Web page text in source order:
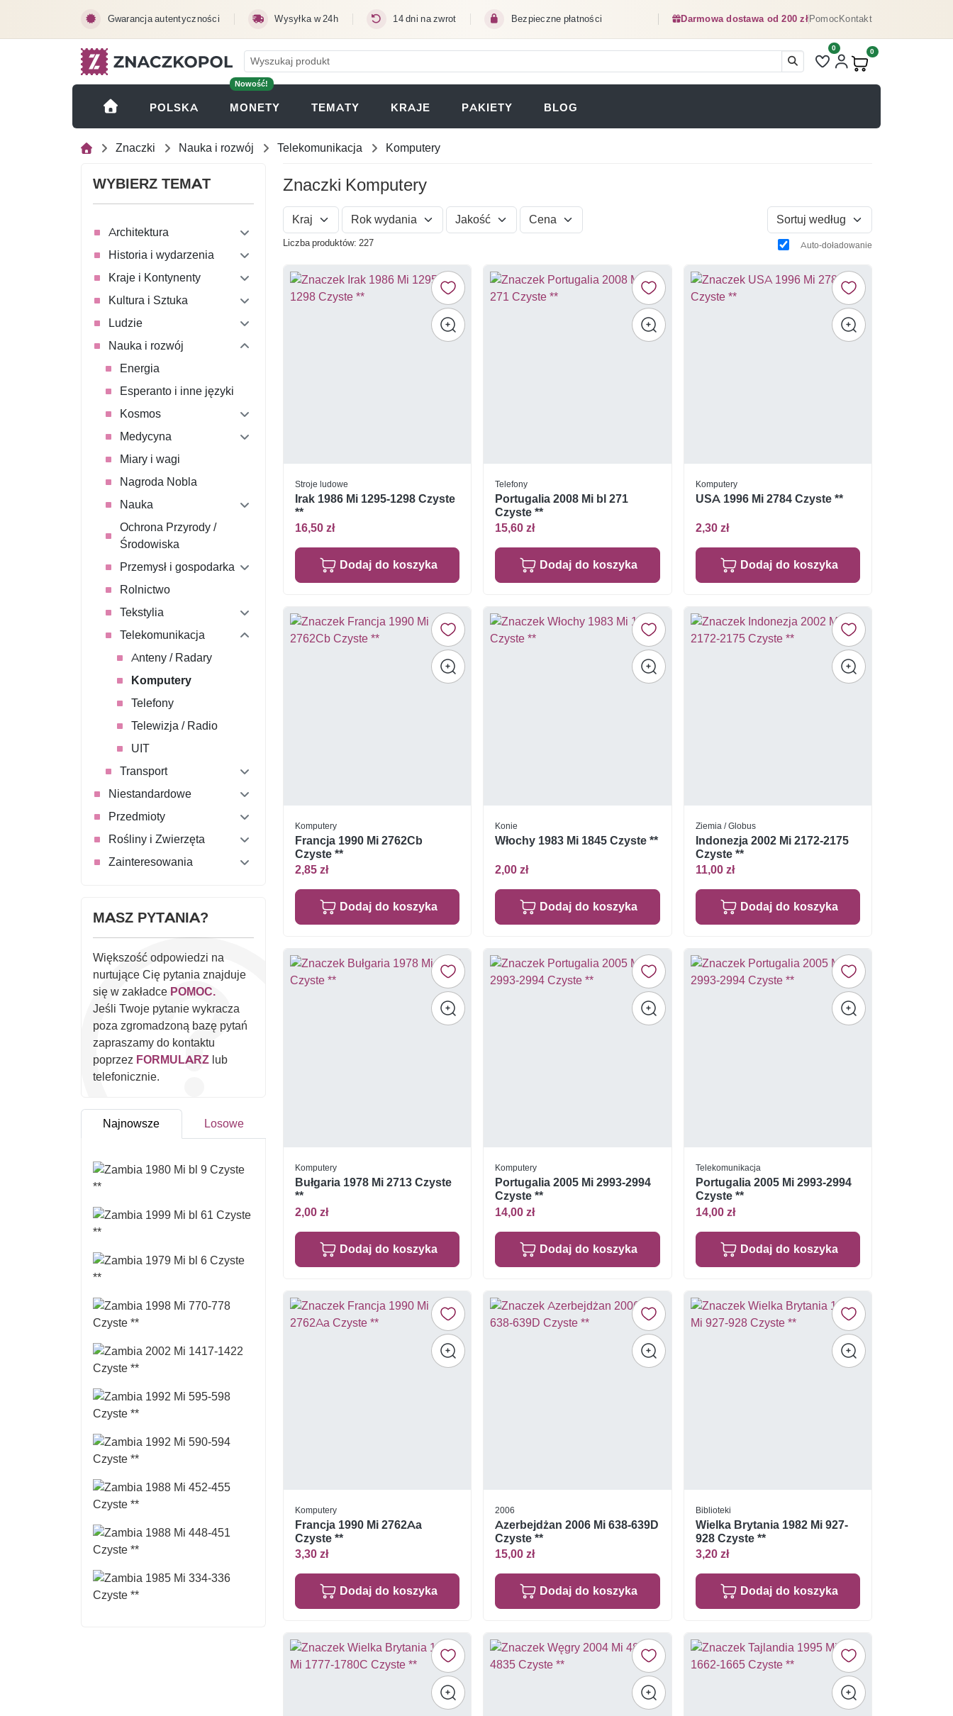
Gwarancja autentyczności Wysyłka w 24h 14 dni na zwrot Bezpieczne płatności Darmowa dostawa od 200 złPomocKontakt
Liczba pozycji na liście
0
Produkty w koszyku:
0
POLSKA
Nowość!
MONETY (OTWIERA SIĘ W NOWEJ KARCIE)
TEMATY KRAJE PAKIETY BLOG
Znaczki Nauka i rozwój Telekomunikacja Komputery
WYBIERZ TEMAT
Architektura
Historia i wydarzenia
Kraje i Kontynenty
Kultura i Sztuka
Ludzie
Nauka i rozwój
Energia
Esperanto i inne języki
Kosmos
Medycyna
Miary i wagi
Nagroda Nobla
Nauka
Ochrona Przyrody /
Środowiska
Przemysł i gospodarka
Rolnictwo
Tekstylia
Telekomunikacja
Anteny / Radary
Komputery
Telefony
Telewizja / Radio
UIT
Transport
Niestandardowe
Przedmioty
Rośliny i Zwierzęta
Zainteresowania
MASZ PYTANIA?
Większość odpowiedzi na
nurtujące Cię pytania znajduje
się w zakładce POMOC.
Jeśli Twoje pytanie wykracza
poza zgromadzoną bazę pytań
zapraszamy do kontaktu
poprzez FORMULARZ lub
telefonicznie.
Najnowsze Losowe
Znaczki Komputery
Kraj Rok wydania Jakość Cena Sortuj według
Liczba produktów: 227 Auto-doładowanie
Stroje ludowe
Irak 1986 Mi 1295-1298 Czyste
**
16,50 zł
Dodaj do koszyka
Telefony
Portugalia 2008 Mi bl 271
Czyste **
15,60 zł
Dodaj do koszyka
Komputery
USA 1996 Mi 2784 Czyste **
2,30 zł
Dodaj do koszyka
Komputery
Francja 1990 Mi 2762Cb
Czyste **
2,85 zł
Dodaj do koszyka
Konie
Włochy 1983 Mi 1845 Czyste **
2,00 zł
Dodaj do koszyka
Ziemia / Globus
Indonezja 2002 Mi 2172-2175
Czyste **
11,00 zł
Dodaj do koszyka
Komputery
Bułgaria 1978 Mi 2713 Czyste
**
2,00 zł
Dodaj do koszyka
Komputery
Portugalia 2005 Mi 2993-2994
Czyste **
14,00 zł
Dodaj do koszyka
Telekomunikacja
Portugalia 2005 Mi 2993-2994
Czyste **
14,00 zł
Dodaj do koszyka
Komputery
Francja 1990 Mi 2762Aa
Czyste **
3,30 zł
Dodaj do koszyka
2006
Azerbejdżan 2006 Mi 638-639D
Czyste **
15,00 zł
Dodaj do koszyka
Biblioteki
Wielka Brytania 1982 Mi 927-
928 Czyste **
3,20 zł
Dodaj do koszyka